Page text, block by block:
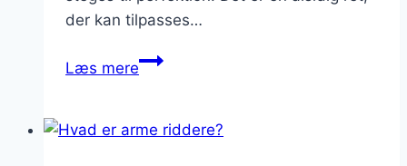
der kan tilpasses…
Læs mereArme
smør: